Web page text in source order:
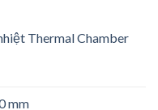
Thermal Chamber
mm